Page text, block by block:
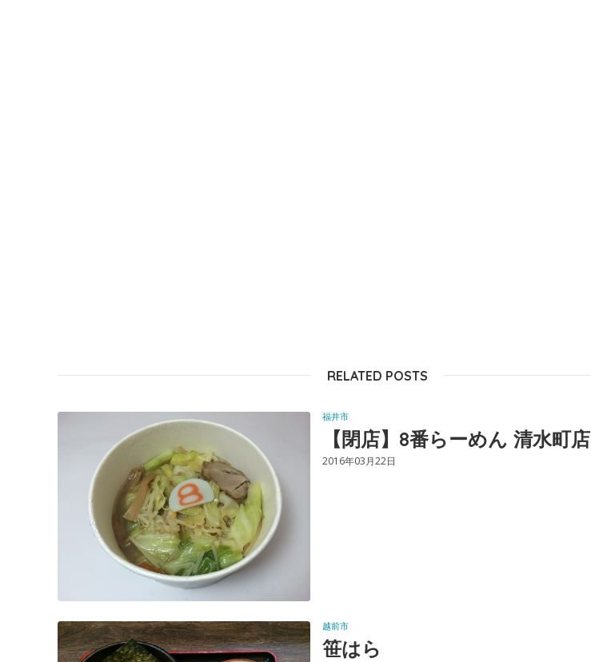
RELATED POSTS
福井市
【閉店】8番らーめん 清水町店
2016年03月22日
越前市
笹はら